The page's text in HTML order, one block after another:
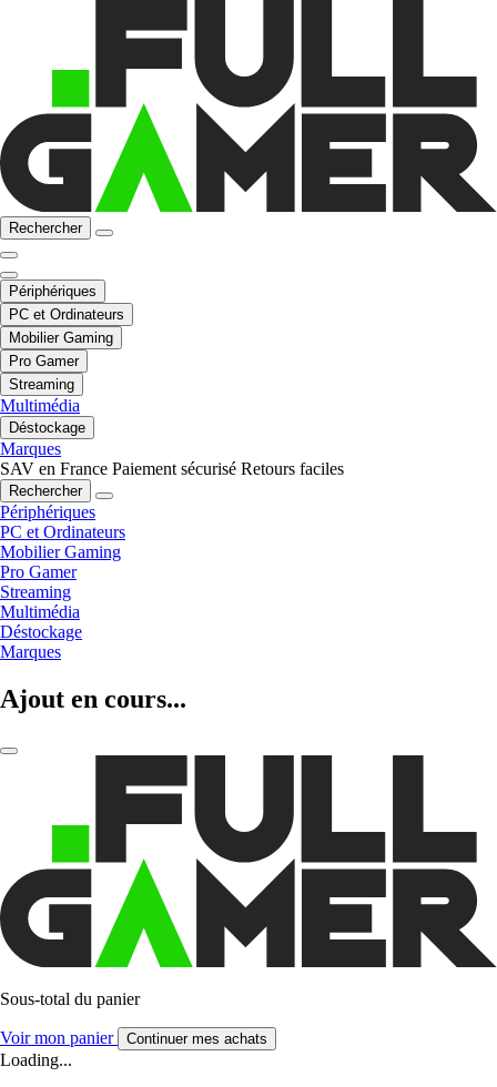
Rechercher
Périphériques
PC et Ordinateurs
Mobilier Gaming
Pro Gamer
Streaming
Multimédia
Déstockage
Marques
SAV en France Paiement sécurisé Retours faciles
Rechercher
Périphériques
PC et Ordinateurs
Mobilier Gaming
Pro Gamer
Streaming
Multimédia
Déstockage
Marques
Ajout en cours...
Sous-total du panier
Voir mon panier Continuer mes achats
Loading...